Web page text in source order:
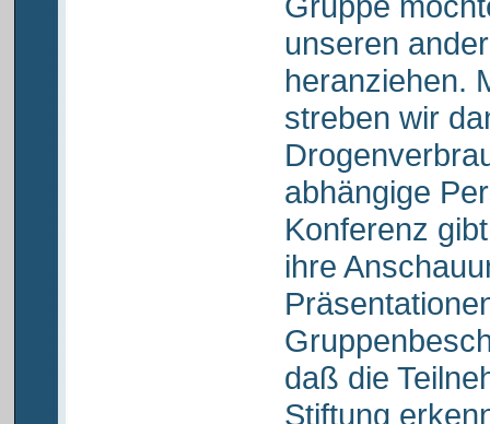
unseren
heranziehen.
streben wir
abhängige
Konferenz
ihre
daß die
Stiftung